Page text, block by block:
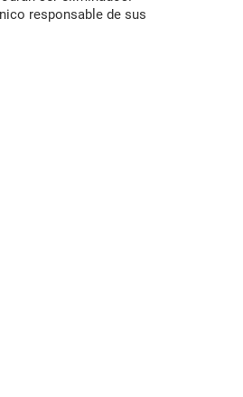
responsable de sus